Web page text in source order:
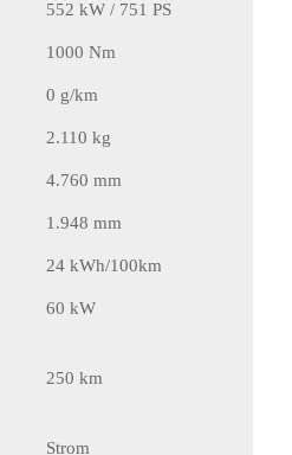
552 kW / 751 PS
1000 Nm
0 g/km
2.110 kg
4.760 mm
1.948 mm
24 kWh/100km
60 kW
250 km
Strom